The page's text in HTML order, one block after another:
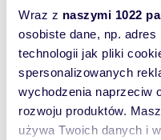
Wraz z naszymi 1022
osobiste dane, np.
technologii jak pliki
spersonalizowanych
wychodzenia naprzeciw
rozwoju produktów.
używa Twoich danych i
Podobne